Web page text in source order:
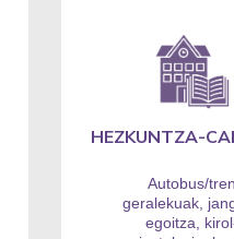
HEZKUNTZA-
Autobus/tren
geralekuak,
egoitza,